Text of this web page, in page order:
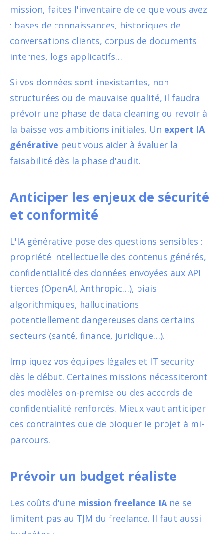
mission, faites l'inventaire de ce que vous avez
: bases de connaissances, historiques de
conversations clients, corpus de documents
internes, logs applicatifs…
Si vos données sont inexistantes, non
structurées ou de mauvaise qualité, il faudra
prévoir une phase de data cleaning ou revoir à
la baisse vos ambitions initiales. Un expert IA
générative peut vous aider à évaluer la
faisabilité dès la phase d'audit.
Anticiper les enjeux de sécurité
et conformité
L'IA générative pose des questions sensibles :
propriété intellectuelle des contenus générés,
confidentialité des données envoyées aux API
tierces (OpenAI, Anthropic…), biais
algorithmiques, hallucinations
potentiellement dangereuses dans certains
secteurs (santé, finance, juridique…).
Impliquez vos équipes légales et IT security
dès le début. Certaines missions nécessiteront
des modèles on-premise ou des accords de
confidentialité renforcés. Mieux vaut anticiper
ces contraintes que de bloquer le projet à mi-
parcours.
Prévoir un budget réaliste
Les coûts d'une mission freelance IA ne se
limitent pas au TJM du freelance. Il faut aussi